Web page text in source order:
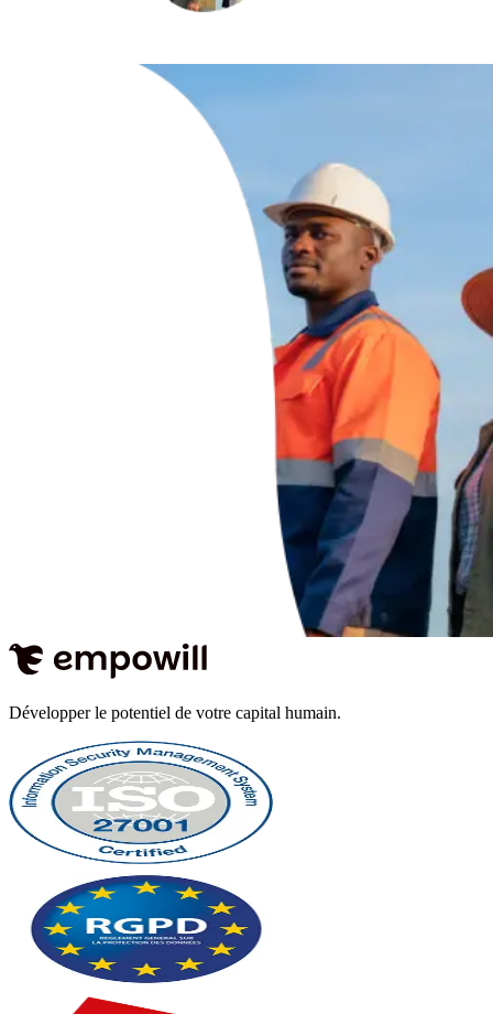
Développer le potentiel de votre capital humain.